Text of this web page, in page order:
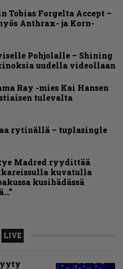
Tobias Forgelta Accept –
Anthrax- ja Korn-
Pohjolalle – Shining
uudella videollaan
Ray -mies Kai Hansen
tulevalta
rytinällä – tuplasingle
Madred ryydittää
kuvatulla
kusihädässä
LIVE